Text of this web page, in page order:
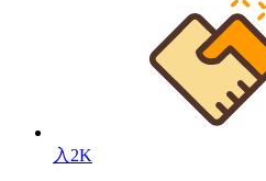
入2K